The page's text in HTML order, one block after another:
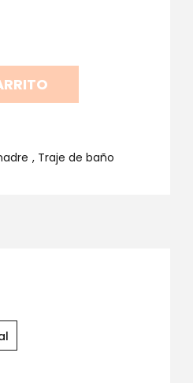
, Traje de baño